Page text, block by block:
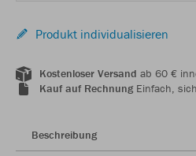
Produkt individualisieren
Kostenloser Versand ab 60 €
Kauf auf RechnungEinfach,
Beschreibung